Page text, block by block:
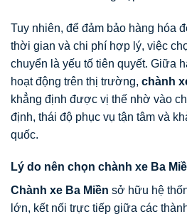
Tuy nhiên, để đảm bảo hàng hóa
thời gian và chi phí hợp lý, việc
chuyển là yếu tố tiên quyết. Giữa
hoạt động trên thị trường, chành
khẳng định được vị thế nhờ vào
định, thái độ phục vụ tận tâm và
quốc.
Lý do nên chọn chành xe Ba
Chành xe Ba Miền sở hữu hệ
lớn, kết nối trực tiếp giữa các